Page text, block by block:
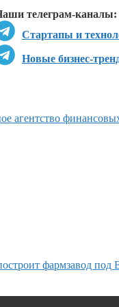
телеграм-каналы:
Стартапы и
Новые бизнес-
агентство
фармзавод под